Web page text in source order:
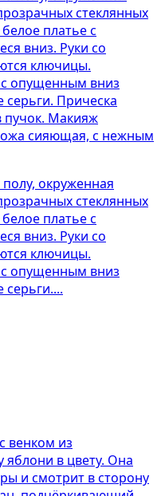
окруженная
стеклянных
платье с
вниз. Руки со
ключицы.
опущенным вниз